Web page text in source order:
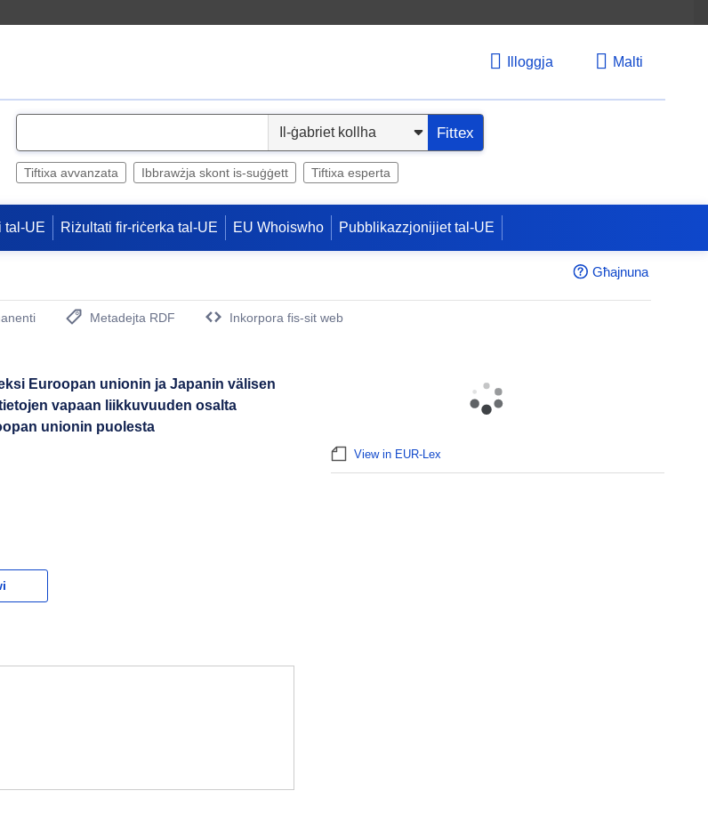
Illoggja Malti
e
Fittex
Tiftixa avvanzata Ibbrawżja skont is-suġġett Tiftixa esperta
tal-UE Riżultati fir-riċerka tal-UE EU Whoiswho Pubblikazzjonijiet tal-UE
Għajnuna
Metadejta RDF
Inkorpora fis-sit web
Euroopan unionin ja Japanin välisen
vapaan liikkuvuuden osalta
unionin puolesta
View in EUR-Lex